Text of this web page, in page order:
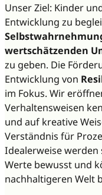
Unser Ziel: Kinder
Entwicklung zu
wertschätzenden
zu geben. Die
Entwicklung von
im Fokus. Wir
Verhaltensweisen
und auf kreative
Verständnis für
Idealerweise
Werte bewusst und
nachhaltigeren Welt